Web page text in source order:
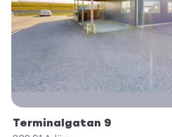
Terminalgatan 9